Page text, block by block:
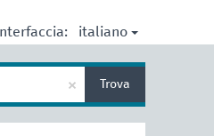
italiano
× Trova